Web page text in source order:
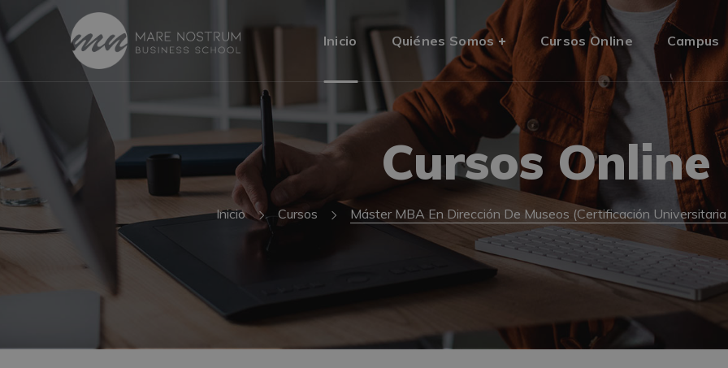
Inicio Quiénes Somos Cursos Online Campus
Cursos Online
Inicio Cursos Máster MBA En Dirección De Museos (Certificación